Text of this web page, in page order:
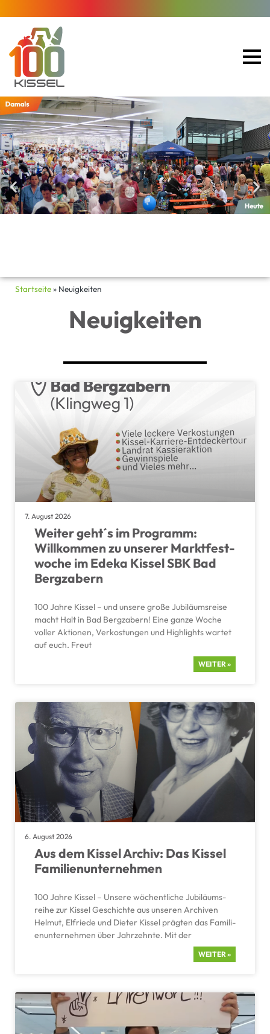
Startseite» Neuigkeiten
Neuigkeiten
Weiter geht´s im Programm:
Willkommen zu unserer Markt­fest­
woche im Edeka Kissel SBK Bad
Bergz­a­bern
100 Jahre Kissel – und unsere große Jubilä­ums­reise
macht Halt in Bad Bergz­a­bern! Eine ganze Woche
voller Aktionen, Verkos­tungen und Highlights wartet
auf euch. Freut
WEITER »
7. August 2026
Aus dem Kissel Archiv: Das Kissel
Famili­en­un­ter­nehmen
100 Jahre Kissel – Unsere wöchent­liche Jubilä­ums­
reihe zur Kissel Geschichte aus unseren Archiven
Helmut, Elfriede und Dieter Kissel prägten das Famili­
en­un­ter­nehmen über Jahrzehnte. Mit der
WEITER »
6. August 2026